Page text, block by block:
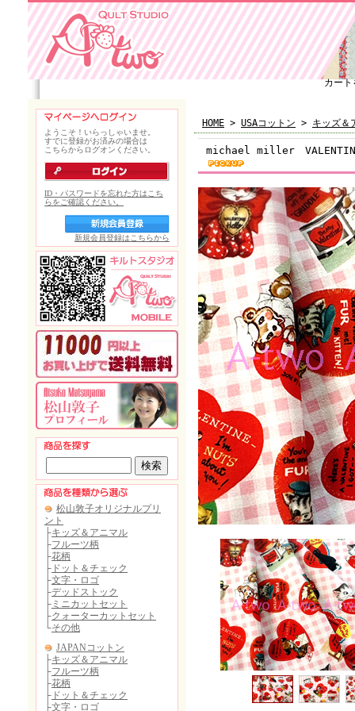
カート
HOME > USAコットン > キッズ＆
michael miller VALENTINE